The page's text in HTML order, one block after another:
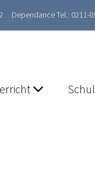
Dependance Tel.: 0211-